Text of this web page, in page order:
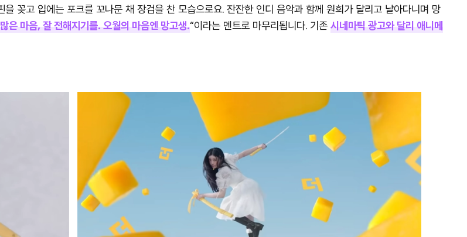
꽂고 입에는 포크를 꼬나문 채 장검을 찬 모습으로요. 잔잔한 인디 음악과 함께 원희가 달리고 날아다니며 망
은 마음, 잘 전해지기를. 오월의 마음엔 망고생.“이라는 멘트로 마무리됩니다. 기존 시네마틱 광고와 달리 애니메